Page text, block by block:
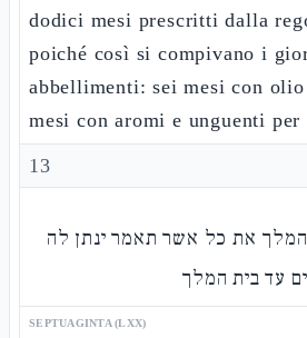
dodici mesi prescritti dalla
poiché così si compivano i
abbellimenti: sei mesi con
mesi con aromi e unguenti
13
את כל אשר תאמר ינתן לה
עד בית המלך
SEPTUAGINTA (LXX)